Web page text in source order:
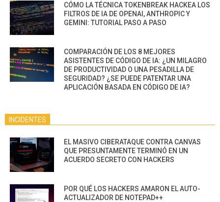
CÓMO LA TÉCNICA TOKENBREAK HACKEA LOS
FILTROS DE IA DE OPENAI, ANTHROPIC Y
GEMINI: TUTORIAL PASO A PASO
COMPARACIÓN DE LOS 8 MEJORES
ASISTENTES DE CÓDIGO DE IA: ¿UN MILAGRO
DE PRODUCTIVIDAD O UNA PESADILLA DE
SEGURIDAD? ¿SE PUEDE PATENTAR UNA
APLICACIÓN BASADA EN CÓDIGO DE IA?
INCIDENTES
EL MASIVO CIBERATAQUE CONTRA CANVAS
QUE PRESUNTAMENTE TERMINÓ EN UN
ACUERDO SECRETO CON HACKERS
POR QUÉ LOS HACKERS AMARON EL AUTO-
ACTUALIZADOR DE NOTEPAD++